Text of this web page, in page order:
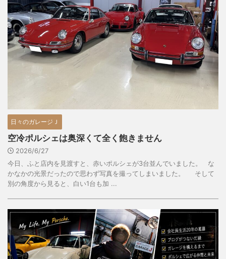
日々のガレージＪ
空冷ポルシェは奥深くて全く飽きません
2026/6/27
今日、ふと店内を見渡すと、赤いポルシェが3台並んでいました。 な
かなかの光景だったので思わず写真を撮ってしまいました。 そして
別の角度から見ると、白い1台も加 ...